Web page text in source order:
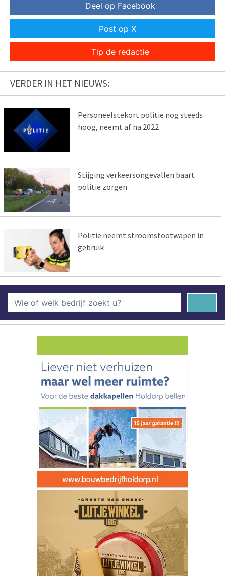
Deel op Facebook
Post op X
Tip de redactie
VERDER IN HET NIEUWS:
Personeelstekort politie nog steeds
hoog, neemt af na 2022
Stijging verkeersongevallen baart
politie zorgen
Politie neemt stroomstootwapen in
gebruik